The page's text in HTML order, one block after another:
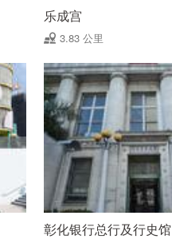
乐成宫
3.83 公里
彰化银行总行及行史馆